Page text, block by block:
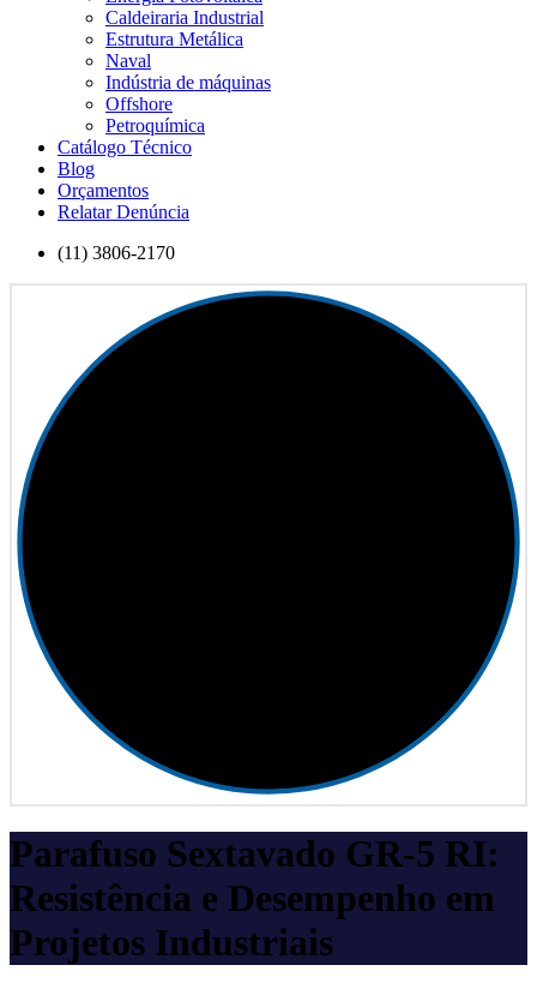
Caldeiraria Industrial
Estrutura Metálica
Naval
Indústria de máquinas
Offshore
Petroquímica
Catálogo Técnico
Blog
Orçamentos
Relatar Denúncia
(11) 3806-2170
Parafuso Sextavado GR-5 RI:
Resistência e Desempenho em
Projetos Industriais